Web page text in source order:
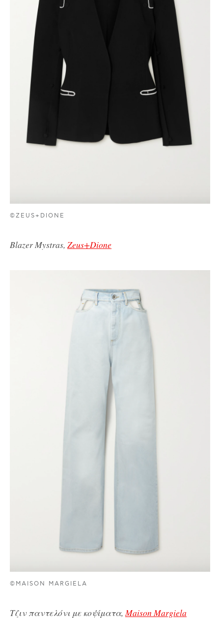
©ZEUS+DIONE
Blazer Mystras, Zeus+Dione
©MAISON MARGIELA
Τζιν παντελόνι με κοψίματα,Maison Margiela